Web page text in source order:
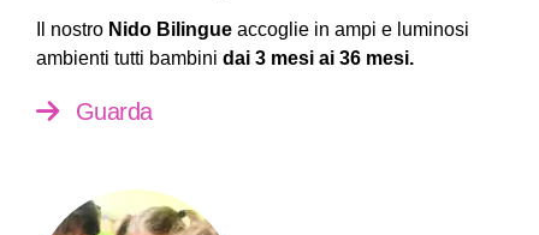
Il nostro Nido Bilingue accoglie in ampi e luminosi
ambienti tutti bambini dai 3 mesi ai 36 mesi.
Guarda